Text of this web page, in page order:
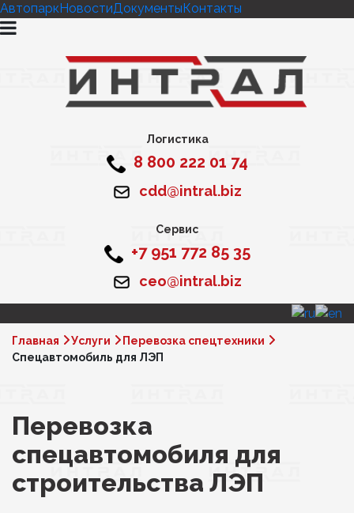
АвтопаркНовостиДокументыКонтакты
Логистика
8 800 222 01 74
cdd@intral.biz
Сервис
+7 951 772 85 35
ceo@intral.biz
Главная Услуги
Перевозка спецтехники
Спецавтомобиль для ЛЭП
Перевозка
спецавтомобиля для
строительства ЛЭП